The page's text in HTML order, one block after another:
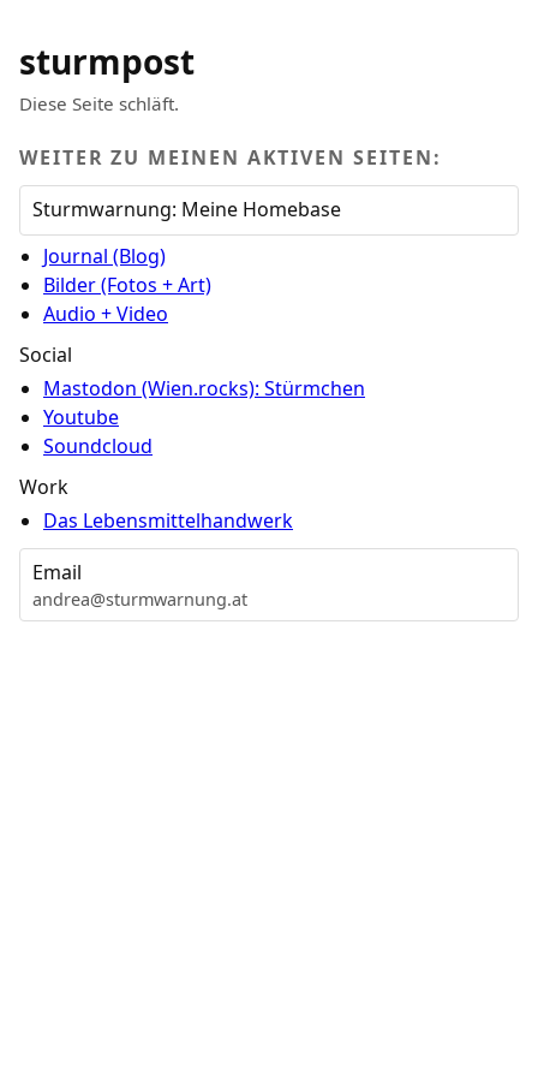
sturmpost
Diese Seite schläft.
WEITER ZU MEINEN AKTIVEN SEITEN:
Sturmwarnung: Meine Homebase
Journal (Blog)
Bilder (Fotos + Art)
Audio + Video
Social
Mastodon (Wien.rocks): Stürmchen
Youtube
Soundcloud
Work
Das Lebensmittelhandwerk
Email
andrea@sturmwarnung.at